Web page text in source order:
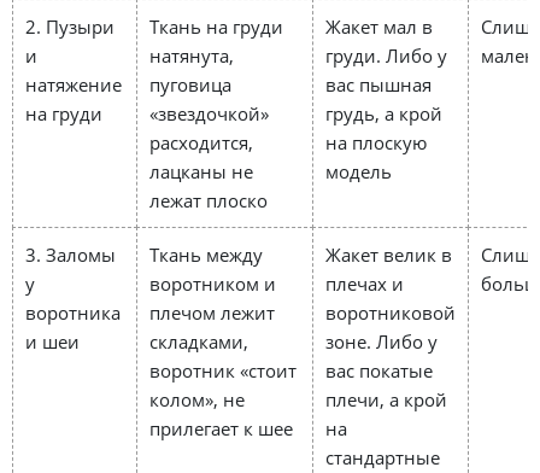
2. Пузыри
и
натяжение
на груди
Ткань на груди
натянута,
пуговица
«звездочкой»
расходится,
лацканы не
лежат плоско
Жакет мал в
груди. Либо у
вас пышная
грудь, а крой
на плоскую
модель
3. Заломы
у
воротника
и шеи
Ткань между
воротником и
плечом лежит
складками,
воротник «стоит
колом», не
прилегает к шее
Жакет велик в
плечах и
воротниковой
зоне. Либо у
вас покатые
плечи, а крой
на
стандартные